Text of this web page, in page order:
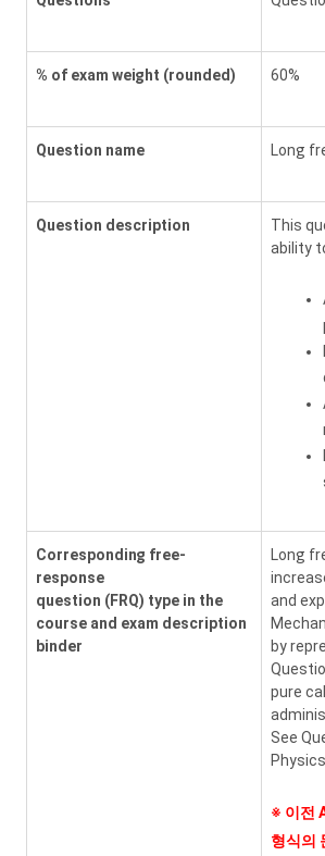
% of exam weight (rounded) 60%
Question name Long
Question description
This
ability
Corresponding free-
response
question (FRQ) type in the
course and exam description
binder
Long
and
by
pure
See
※ 이전
형식의